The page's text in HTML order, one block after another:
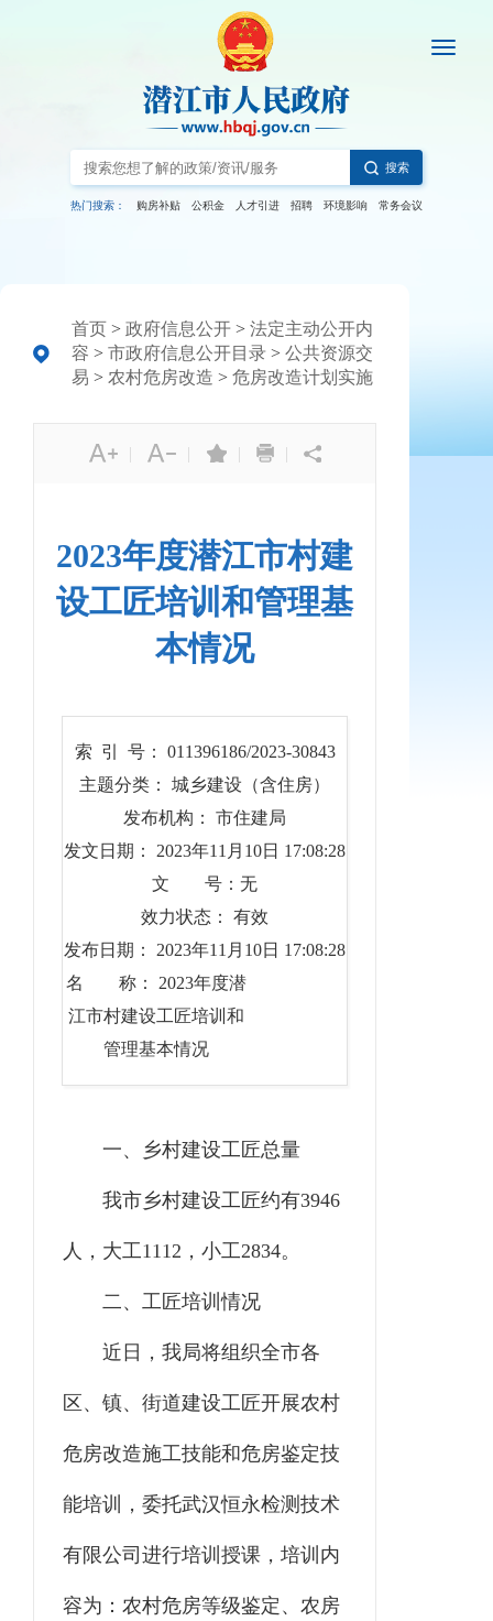
搜索
热门搜索： 购房补贴 公积金 人才引进 招聘 环境影响 常务会议
首页 > 政府信息公开 > 法定主动公开内
容 > 市政府信息公开目录 > 公共资源交
易 > 农村危房改造 > 危房改造计划实施
| | | |
2023年度潜江市村建
设工匠培训和管理基
本情况
索 引 号： 011396186/2023-30843
主题分类： 城乡建设（含住房）
发布机构： 市住建局
发文日期： 2023年11月10日 17:08:28
文 号：无
效力状态： 有效
发布日期： 2023年11月10日 17:08:28
名 称： 2023年度潜
江市村建设工匠培训和
管理基本情况
一、乡村建设工匠总量
我市乡村建设工匠约有3946
人，大工1112，小工2834。
二、工匠培训情况
近日，我局将组织全市各
区、镇、街道建设工匠开展农村
危房改造施工技能和危房鉴定技
能培训，委托武汉恒永检测技术
有限公司进行培训授课，培训内
容为：农村危房等级鉴定、农房